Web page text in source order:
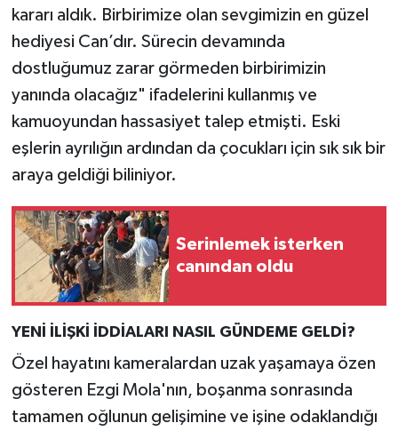
kararı aldık. Birbirimize olan sevgimizin en güzel
hediyesi Can’dır. Sürecin devamında
dostluğumuz zarar görmeden birbirimizin
yanında olacağız" ifadelerini kullanmış ve
kamuoyundan hassasiyet talep etmişti. Eski
eşlerin ayrılığın ardından da çocukları için sık sık bir
araya geldiği biliniyor.
Serinlemek isterken
canından oldu
YENİ İLİŞKİ İDDİALARI NASIL GÜNDEME GELDİ?
Özel hayatını kameralardan uzak yaşamaya özen
gösteren Ezgi Mola'nın, boşanma sonrasında
tamamen oğlunun gelişimine ve işine odaklandığı